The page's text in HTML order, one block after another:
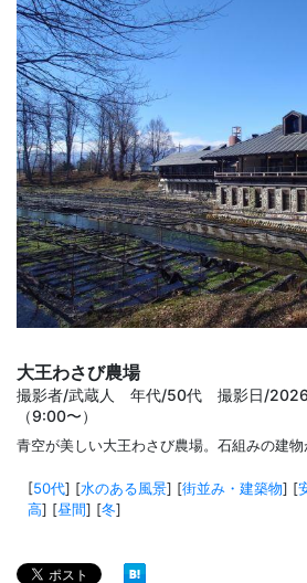
大王わさび農場
撮影者/武蔵人 年代/50代 撮影日/
（9:00〜）
青空が美しい大王わさび農場。石組みの建物
[50代] [水のある風景] [街並み・建築物] [
高] [昼間] [冬]